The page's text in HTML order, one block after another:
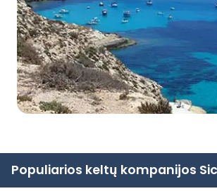
Populiarios keltų kompanijos